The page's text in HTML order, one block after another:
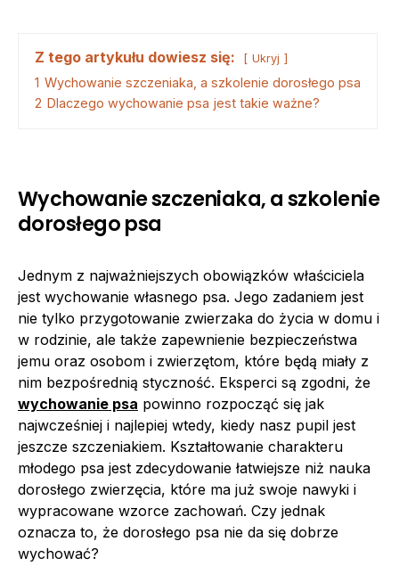
Z tego artykułu dowiesz się: Ukryj
1 Wychowanie szczeniaka, a szkolenie dorosłego psa
2 Dlaczego wychowanie psa jest takie ważne?
Wychowanie szczeniaka, a szkolenie
dorosłego psa
Jednym z najważniejszych obowiązków właściciela
jest wychowanie własnego psa. Jego zadaniem jest
nie tylko przygotowanie zwierzaka do życia w domu i
w rodzinie, ale także zapewnienie bezpieczeństwa
jemu oraz osobom i zwierzętom, które będą miały z
nim bezpośrednią styczność. Eksperci są zgodni, że
wychowanie psa powinno rozpocząć się jak
najwcześniej i najlepiej wtedy, kiedy nasz pupil jest
jeszcze szczeniakiem. Kształtowanie charakteru
młodego psa jest zdecydowanie łatwiejsze niż nauka
dorosłego zwierzęcia, które ma już swoje nawyki i
wypracowane wzorce zachowań. Czy jednak
oznacza to, że dorosłego psa nie da się dobrze
wychować?